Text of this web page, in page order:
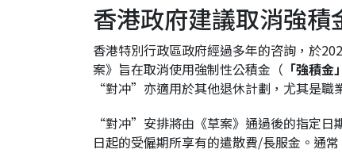
香港政府建議取消強
香港特別行政區政府經過多年的咨詢，於
案》旨在取消使用強制性公積金（ 「強積金」
“對冲”亦適用於其他退休計劃，尤其是職
“對冲”安排將由《草案》通過後的指定日
日起的受僱期所享有的遣散費/長服金。通